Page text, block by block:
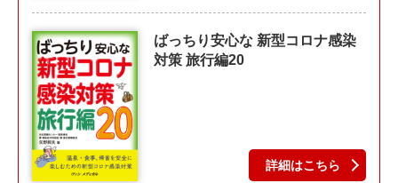
ばっちり安心な 新型コロナ感染
対策 旅行編20
詳細はこちら